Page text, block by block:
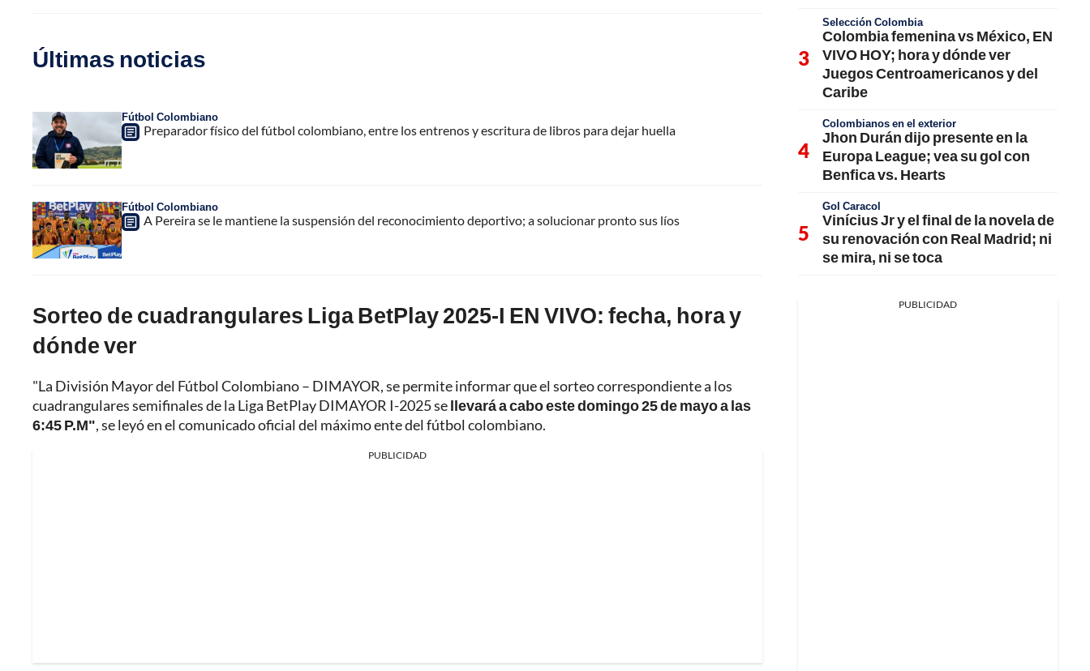
Últimas noticias
Fútbol Colombiano
Preparador físico del fútbol colombiano, entre los entrenos y escritura de libros para dejar huella
Fútbol Colombiano
A Pereira se le mantiene la suspensión del reconocimiento deportivo; a solucionar pronto sus líos
Sorteo de cuadrangulares Liga BetPlay 2025-I EN VIVO: fecha, hora y
dónde ver
"La División Mayor del Fútbol Colombiano – DIMAYOR, se permite informar que el sorteo correspondiente a los
cuadrangulares semifinales de la Liga BetPlay DIMAYOR I-2025 sellevará a cabo este domingo 25 de mayo a las
6:45 P.M", se leyó en el comunicado oficial del máximo ente del fútbol colombiano.
PUBLICIDAD
Selección Colombia
Colombia femenina vs México, EN
VIVO HOY; hora y dónde ver
Juegos Centroamericanos y del
Caribe
Colombianos en el exterior
Jhon Durán dijo presente en la
Europa League; vea su gol con
Benfica vs. Hearts
Gol Caracol
Vinícius Jr y el final de la novela de
su renovación con Real Madrid; ni
se mira, ni se toca
PUBLICIDAD